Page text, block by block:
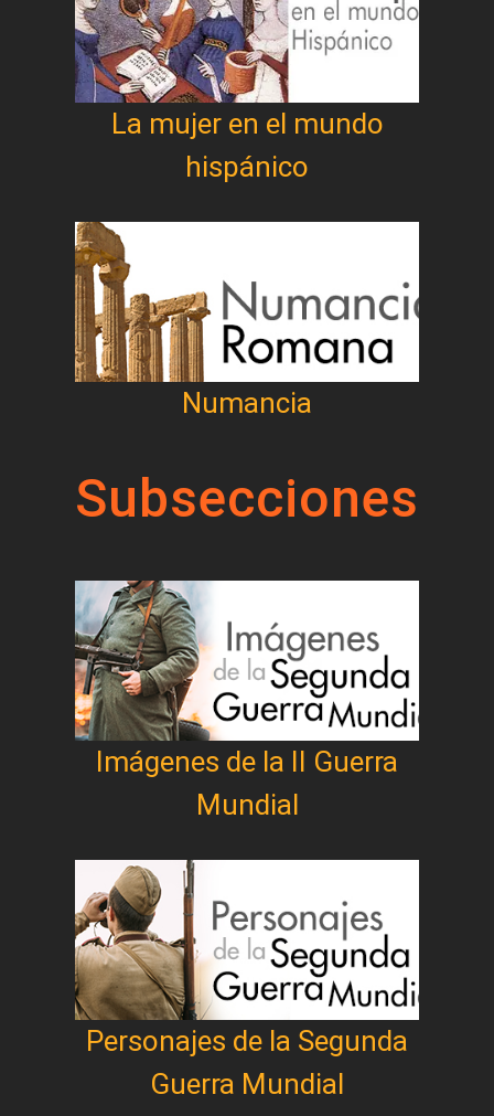
La mujer en el mundo
hispánico
Numancia
Subsecciones
Imágenes de la II Guerra
Mundial
Personajes de la Segunda
Guerra Mundial